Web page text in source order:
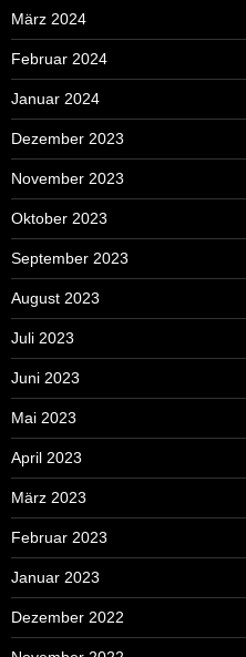
März 2024
Februar 2024
Januar 2024
Dezember 2023
November 2023
Oktober 2023
September 2023
August 2023
Juli 2023
Juni 2023
Mai 2023
April 2023
März 2023
Februar 2023
Januar 2023
Dezember 2022